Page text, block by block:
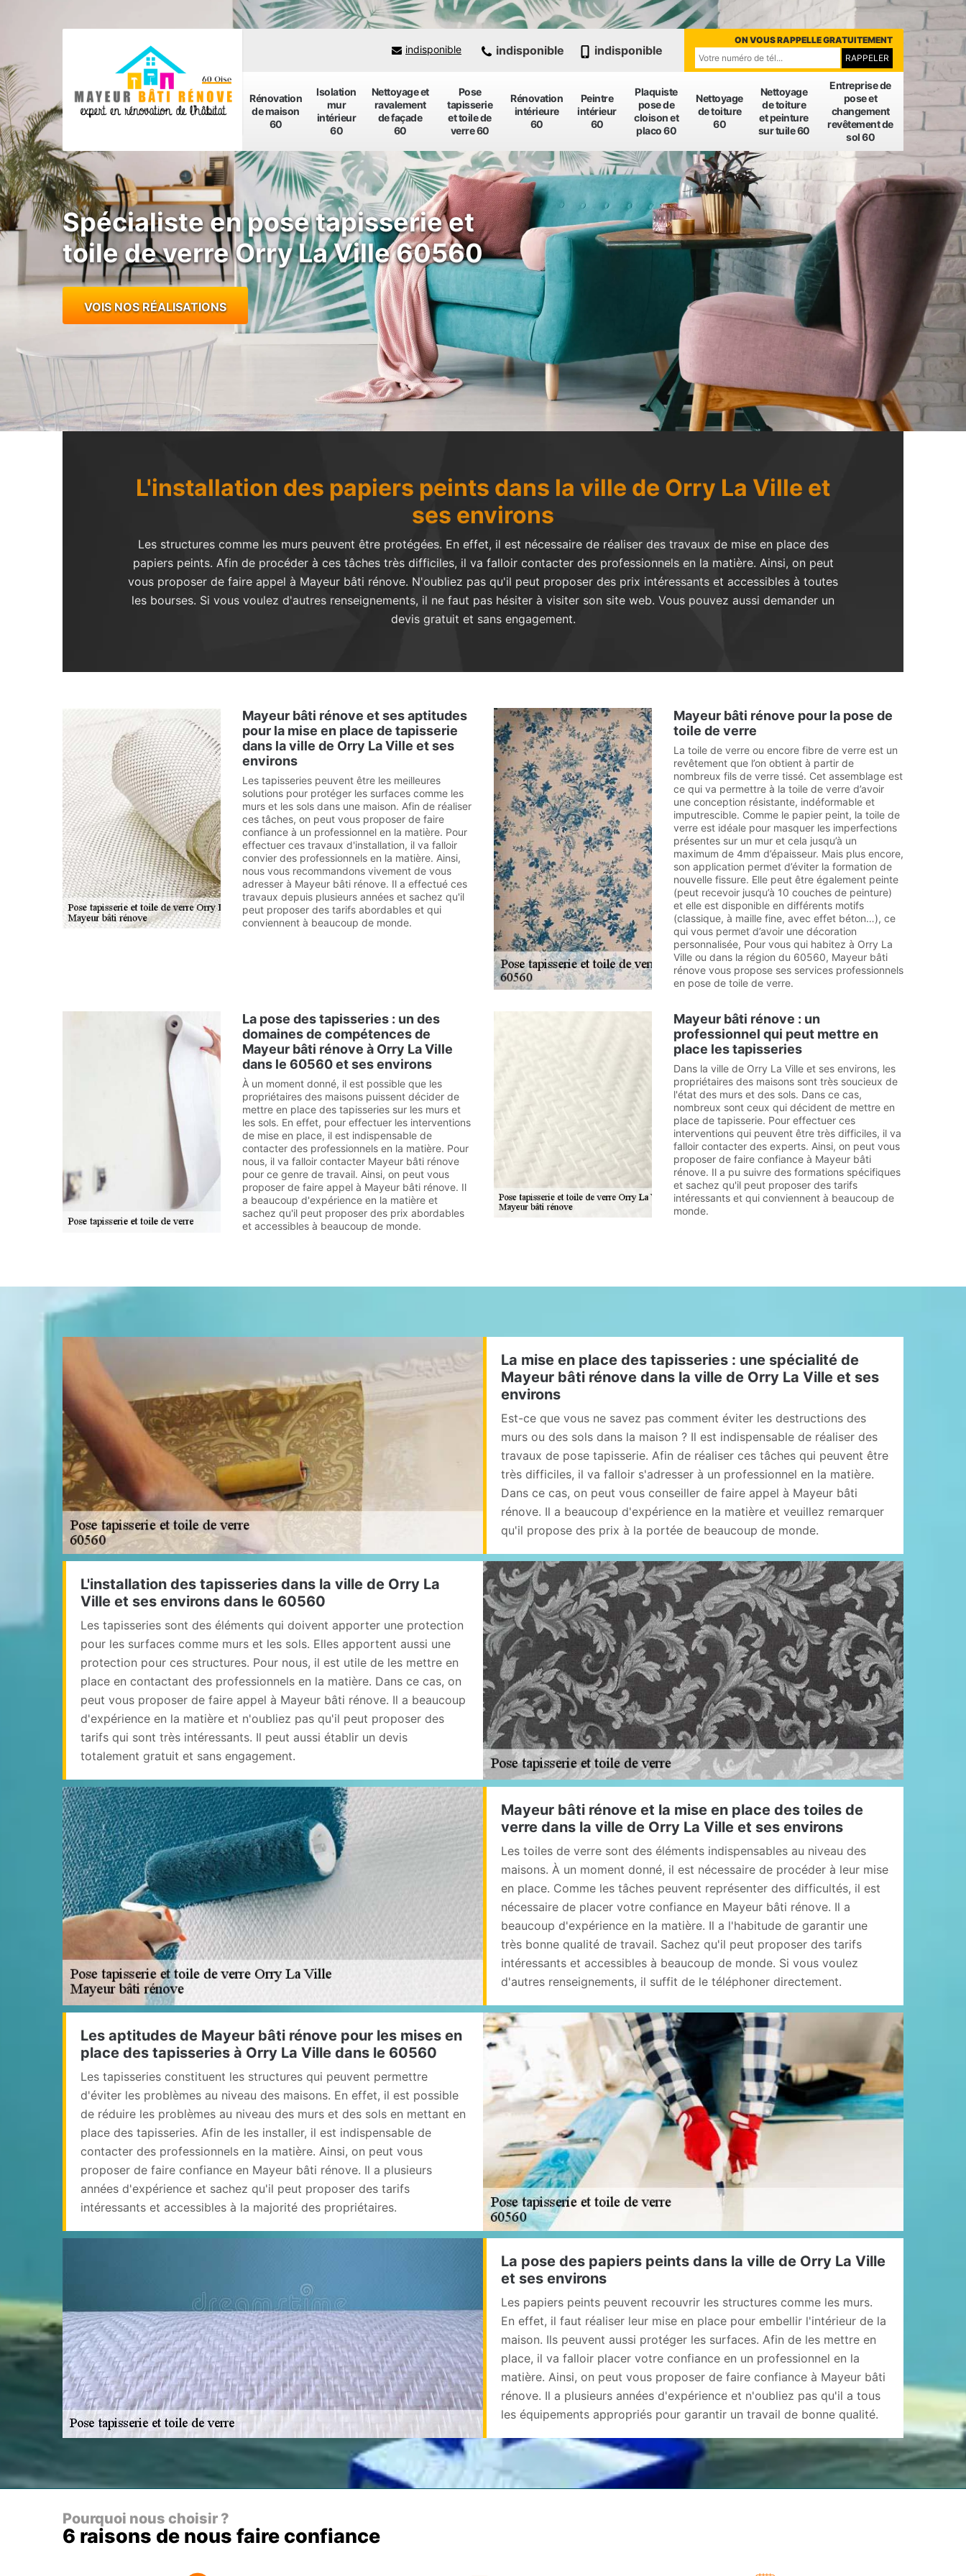
Rénovation
de maison
60
Isolation
mur
intérieur
60
Nettoyage et
ravalement
de façade
60
Pose
tapisserie
et toile de
verre 60
Rénovation
intérieure
60
Peintre
intérieur
60
Plaquiste
pose de
cloison et
placo 60
Nettoyage
de toiture
60
Nettoyage
de toiture
et peinture
sur tuile 60
Entreprise de
pose et
changement
revêtement de
sol 60
indisponible indisponible indisponible
ON VOUS RAPPELLE GRATUITEMENT
Spécialiste en pose tapisserie et
toile de verre Orry La Ville 60560
VOIS NOS RÉALISATIONS
L'installation des papiers peints dans la ville de Orry La Ville et
ses environs
Les structures comme les murs peuvent être protégées. En effet, il est nécessaire de réaliser des travaux de mise en place des
papiers peints. Afin de procéder à ces tâches très difficiles, il va falloir contacter des professionnels en la matière. Ainsi, on peut
vous proposer de faire appel à Mayeur bâti rénove. N'oubliez pas qu'il peut proposer des prix intéressants et accessibles à toutes
les bourses. Si vous voulez d'autres renseignements, il ne faut pas hésiter à visiter son site web. Vous pouvez aussi demander un
devis gratuit et sans engagement.
Mayeur bâti rénove et ses aptitudes
pour la mise en place de tapisserie
dans la ville de Orry La Ville et ses
environs
Les tapisseries peuvent être les meilleures
solutions pour protéger les surfaces comme les
murs et les sols dans une maison. Afin de réaliser
ces tâches, on peut vous proposer de faire
confiance à un professionnel en la matière. Pour
effectuer ces travaux d'installation, il va falloir
convier des professionnels en la matière. Ainsi,
nous vous recommandons vivement de vous
adresser à Mayeur bâti rénove. Il a effectué ces
travaux depuis plusieurs années et sachez qu'il
peut proposer des tarifs abordables et qui
conviennent à beaucoup de monde.
Mayeur bâti rénove pour la pose de
toile de verre
La toile de verre ou encore fibre de verre est un
revêtement que l’on obtient à partir de
nombreux fils de verre tissé. Cet assemblage est
ce qui va permettre à la toile de verre d’avoir
une conception résistante, indéformable et
imputrescible. Comme le papier peint, la toile de
verre est idéale pour masquer les imperfections
présentes sur un mur et cela jusqu’à un
maximum de 4mm d’épaisseur. Mais plus encore,
son application permet d’éviter la formation de
nouvelle fissure. Elle peut être également peinte
(peut recevoir jusqu’à 10 couches de peinture)
et elle est disponible en différents motifs
(classique, à maille fine, avec effet béton…), ce
qui vous permet d’avoir une décoration
personnalisée, Pour vous qui habitez à Orry La
Ville ou dans la région du 60560, Mayeur bâti
rénove vous propose ses services professionnels
en pose de toile de verre.
La pose des tapisseries : un des
domaines de compétences de
Mayeur bâti rénove à Orry La Ville
dans le 60560 et ses environs
À un moment donné, il est possible que les
propriétaires des maisons puissent décider de
mettre en place des tapisseries sur les murs et
les sols. En effet, pour effectuer les interventions
de mise en place, il est indispensable de
contacter des professionnels en la matière. Pour
nous, il va falloir contacter Mayeur bâti rénove
pour ce genre de travail. Ainsi, on peut vous
proposer de faire appel à Mayeur bâti rénove. Il
a beaucoup d'expérience en la matière et
sachez qu'il peut proposer des prix abordables
et accessibles à beaucoup de monde.
Mayeur bâti rénove : un
professionnel qui peut mettre en
place les tapisseries
Dans la ville de Orry La Ville et ses environs, les
propriétaires des maisons sont très soucieux de
l'état des murs et des sols. Dans ce cas,
nombreux sont ceux qui décident de mettre en
place de tapisserie. Pour effectuer ces
interventions qui peuvent être très difficiles, il va
falloir contacter des experts. Ainsi, on peut vous
proposer de faire confiance à Mayeur bâti
rénove. Il a pu suivre des formations spécifiques
et sachez qu'il peut proposer des tarifs
intéressants et qui conviennent à beaucoup de
monde.
La mise en place des tapisseries : une spécialité de
Mayeur bâti rénove dans la ville de Orry La Ville et ses
environs
Est-ce que vous ne savez pas comment éviter les destructions des
murs ou des sols dans la maison ? Il est indispensable de réaliser des
travaux de pose tapisserie. Afin de réaliser ces tâches qui peuvent être
très difficiles, il va falloir s'adresser à un professionnel en la matière.
Dans ce cas, on peut vous conseiller de faire appel à Mayeur bâti
rénove. Il a beaucoup d'expérience en la matière et veuillez remarquer
qu'il propose des prix à la portée de beaucoup de monde.
L'installation des tapisseries dans la ville de Orry La
Ville et ses environs dans le 60560
Les tapisseries sont des éléments qui doivent apporter une protection
pour les surfaces comme murs et les sols. Elles apportent aussi une
protection pour ces structures. Pour nous, il est utile de les mettre en
place en contactant des professionnels en la matière. Dans ce cas, on
peut vous proposer de faire appel à Mayeur bâti rénove. Il a beaucoup
d'expérience en la matière et n'oubliez pas qu'il peut proposer des
tarifs qui sont très intéressants. Il peut aussi établir un devis
totalement gratuit et sans engagement.
Mayeur bâti rénove et la mise en place des toiles de
verre dans la ville de Orry La Ville et ses environs
Les toiles de verre sont des éléments indispensables au niveau des
maisons. À un moment donné, il est nécessaire de procéder à leur mise
en place. Comme les tâches peuvent représenter des difficultés, il est
nécessaire de placer votre confiance en Mayeur bâti rénove. Il a
beaucoup d'expérience en la matière. Il a l'habitude de garantir une
très bonne qualité de travail. Sachez qu'il peut proposer des tarifs
intéressants et accessibles à beaucoup de monde. Si vous voulez
d'autres renseignements, il suffit de le téléphoner directement.
Les aptitudes de Mayeur bâti rénove pour les mises en
place des tapisseries à Orry La Ville dans le 60560
Les tapisseries constituent les structures qui peuvent permettre
d'éviter les problèmes au niveau des maisons. En effet, il est possible
de réduire les problèmes au niveau des murs et des sols en mettant en
place des tapisseries. Afin de les installer, il est indispensable de
contacter des professionnels en la matière. Ainsi, on peut vous
proposer de faire confiance en Mayeur bâti rénove. Il a plusieurs
années d'expérience et sachez qu'il peut proposer des tarifs
intéressants et accessibles à la majorité des propriétaires.
La pose des papiers peints dans la ville de Orry La Ville
et ses environs
Les papiers peints peuvent recouvrir les structures comme les murs.
En effet, il faut réaliser leur mise en place pour embellir l'intérieur de la
maison. Ils peuvent aussi protéger les surfaces. Afin de les mettre en
place, il va falloir placer votre confiance en un professionnel en la
matière. Ainsi, on peut vous proposer de faire confiance à Mayeur bâti
rénove. Il a plusieurs années d'expérience et n'oubliez pas qu'il a tous
les équipements appropriés pour garantir un travail de bonne qualité.
Pourquoi nous choisir ?
6 raisons de nous faire confiance